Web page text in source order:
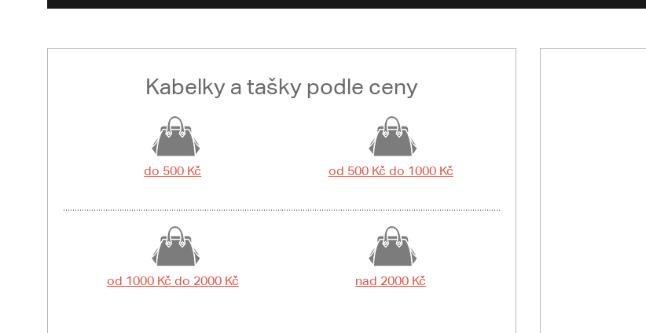
Kabelky a tašky podle ceny
do 500 Kč od 500 Kč do 1000 Kč
od 1000 Kč do 2000 Kč nad 2000 Kč